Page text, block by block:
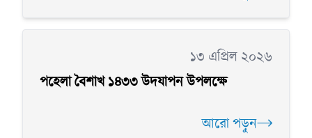
১৩ এপ্রিল ২০২৬
পহেলা বৈশাখ ১৪৩৩ উদযাপন উপলক্ষে
আরো পড়ুন